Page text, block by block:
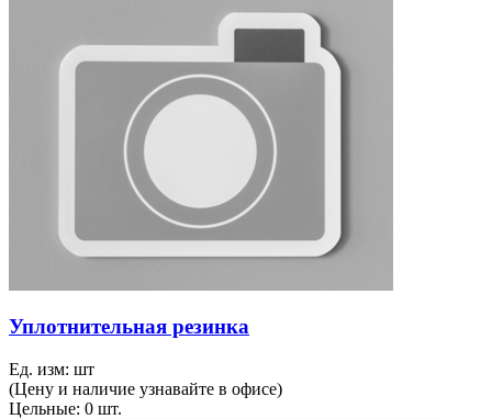
Уплотнительная резинка
Ед. изм: шт
(Цену и наличие узнавайте в офисе)
Цельные: 0 шт.